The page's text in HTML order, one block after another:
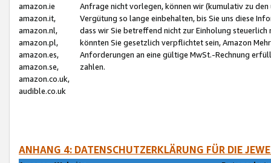
amazon.ie
amazon.it,
amazon.nl,
amazon.pl,
amazon.es,
amazon.se,
amazon.co.uk,
audible.co.uk
Anfrage nicht vorlegen, können wir (kumulativ zu
Vergütung so lange einbehalten, bis Sie uns diese
dass wir Sie betreffend nicht zur Einholung
könnten Sie gesetzlich verpflichtet sein, Amazon
Anforderungen an eine gültige MwSt.-Rechnung
zahlen.
ANHANG 4: DATENSCHUTZERKLÄRUNG FÜR DIE